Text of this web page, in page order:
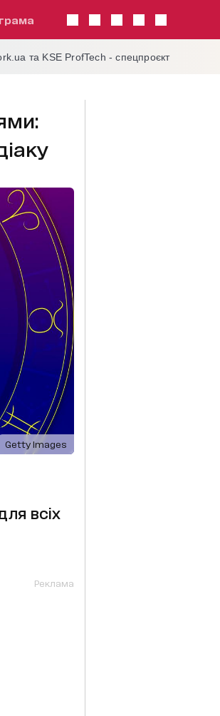
та KSE ProfTech - спецпроєкт
Getty Images
всіх
Реклама